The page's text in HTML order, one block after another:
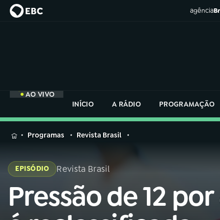
agência
AO VIVO
INÍCIO
A RÁDIO PROGRAMAÇÃO
MENU
Buscar
na
Rádio
AO VIVO
na
Rádio
Programas Revista Brasil
EPISÓDIO Revista Brasil
Pressão de 12